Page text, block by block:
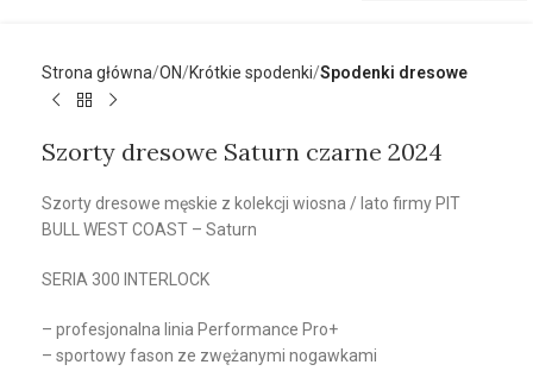
Strona główna ON Krótkie spodenki Spodenki dresowe
Szorty dresowe Saturn czarne 2024
Szorty dresowe męskie z kolekcji wiosna / lato firmy PIT
BULL WEST COAST – Saturn
SERIA 300 INTERLOCK
– profesjonalna linia Performance Pro+
– sportowy fason ze zwężanymi nogawkami